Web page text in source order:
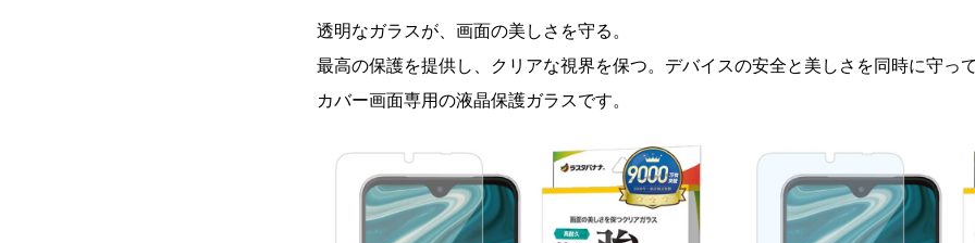
透明なガラスが、画面の美しさを守る。
最高の保護を提供し、クリアな視界を保つ。デバイスの安全と美しさを同時に守っ
カバー画面専用の液晶保護ガラスです。